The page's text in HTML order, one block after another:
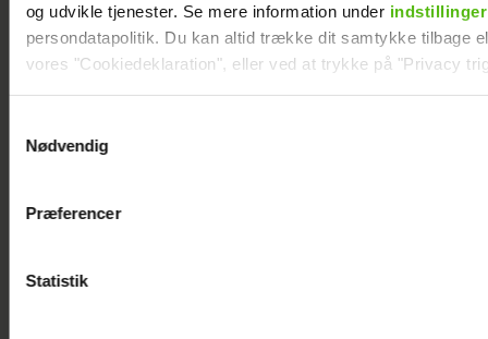
og udvikle tjenester. Se mere information under indstillinger
persondatapolitik. Du kan altid trække dit samtykke tilbage
vores "Cookiedeklaration", eller ved at trykke på "Privacy
Vi anvender egne cookies og cookies fra tredjeparter til at
generere statistik og huske dine præferencer samt til brug
Nødvendig
Præferencer
Statistik
TV 2-profilen Stefan Jepsen ramt af
nyresvigt